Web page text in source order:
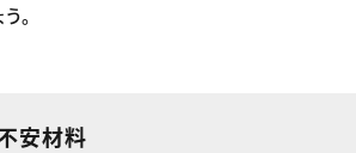
。
安材料